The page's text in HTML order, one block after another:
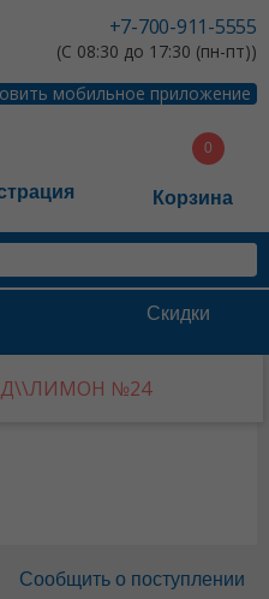
+7-700-911-5555
(С 08:30 до 17:30 (пн-пт))
мобильное приложение
Корзина
Скидки
№24
Сообщить о поступлении